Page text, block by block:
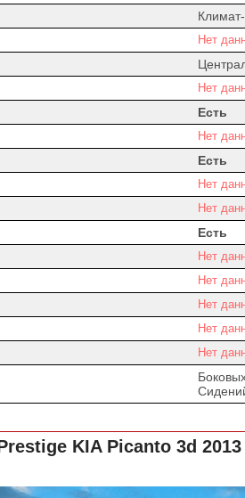
Нет
Нет
Есть
Нет
Есть
Нет
Нет
Есть
Нет
Нет
Нет
Нет
Нет
KIA Picanto 3d 2013